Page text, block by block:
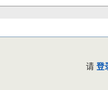
请 登